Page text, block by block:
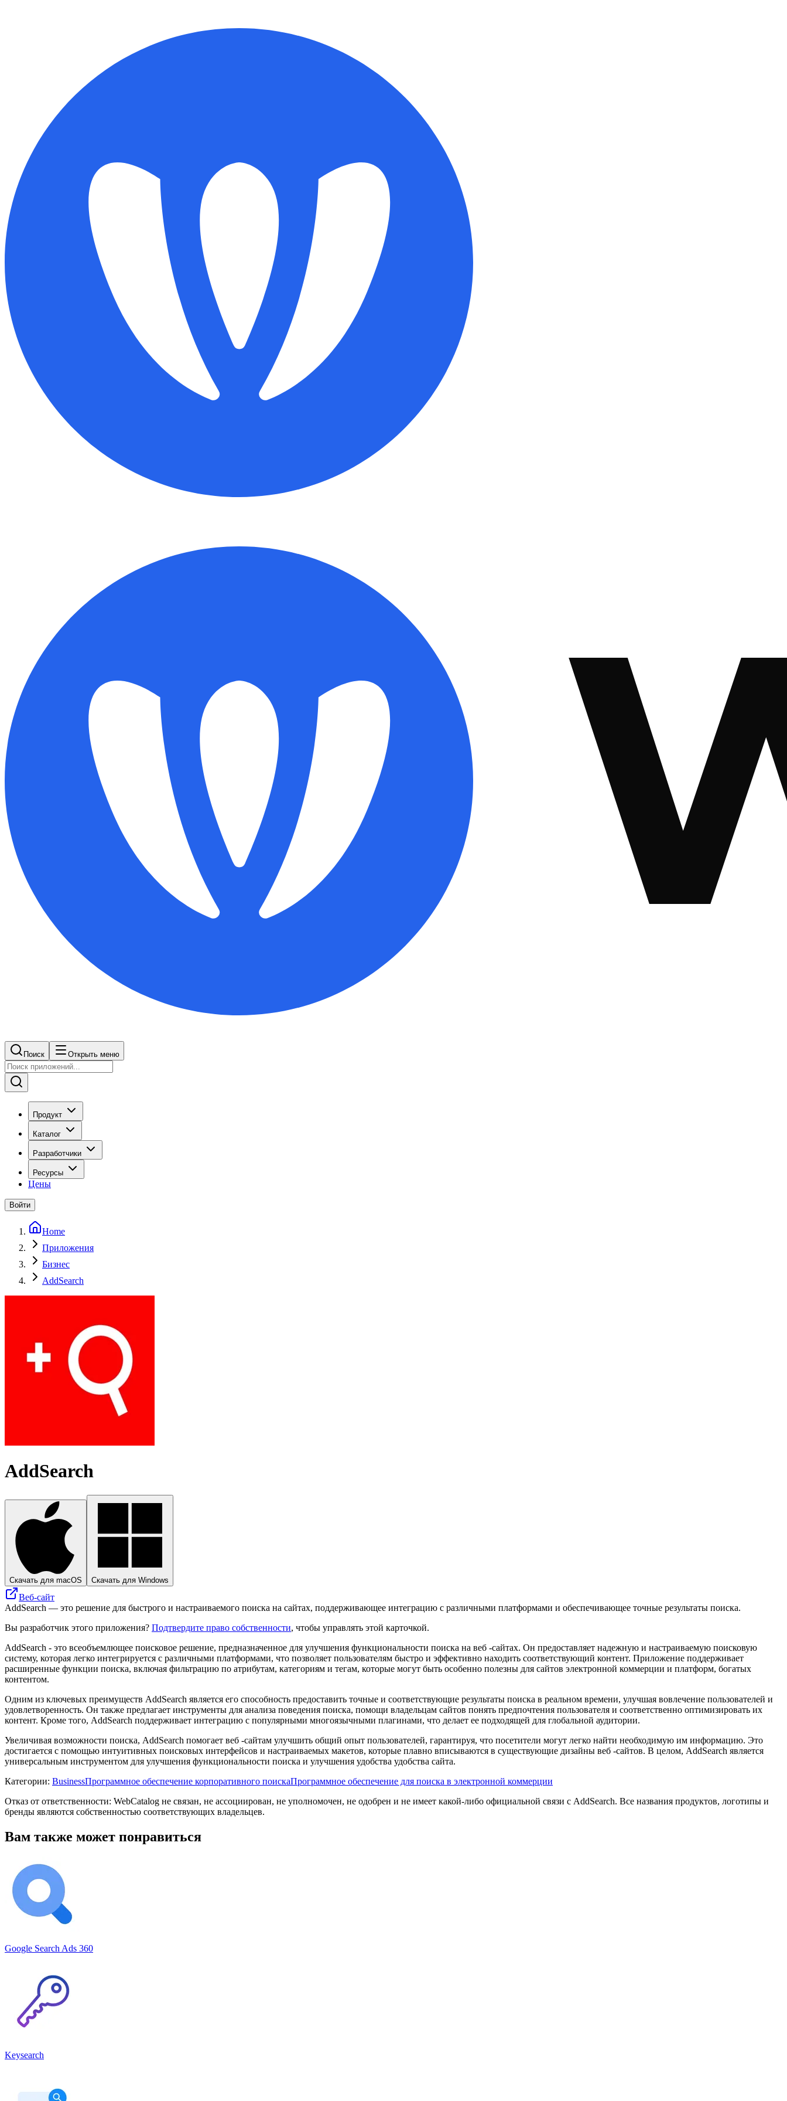
Поиск Открыть меню
Продукт
Каталог
Разработчики
Ресурсы
Цены
Войти
Home
Приложения
Бизнес
AddSearch
AddSearch
Скачать для macOS Скачать для Windows
Веб-сайт
AddSearch — это решение для быстрого и настраиваемого поиска на сайтах, поддерживающее интеграцию с различными платформами и обеспечивающее точные результаты поиска.
Вы разработчик этого приложения? Подтвердите право собственности, чтобы управлять этой карточкой.
AddSearch - это всеобъемлющее поисковое решение, предназначенное для улучшения функциональности поиска на веб -сайтах. Он предоставляет надежную и настраиваемую поисковую
систему, которая легко интегрируется с различными платформами, что позволяет пользователям быстро и эффективно находить соответствующий контент. Приложение поддерживает
расширенные функции поиска, включая фильтрацию по атрибутам, категориям и тегам, которые могут быть особенно полезны для сайтов электронной коммерции и платформ, богатых
контентом.
Одним из ключевых преимуществ AddSearch является его способность предоставить точные и соответствующие результаты поиска в реальном времени, улучшая вовлечение пользователей и
удовлетворенность. Он также предлагает инструменты для анализа поведения поиска, помощи владельцам сайтов понять предпочтения пользователя и соответственно оптимизировать их
контент. Кроме того, AddSearch поддерживает интеграцию с популярными многоязычными плагинами, что делает ее подходящей для глобальной аудитории.
Увеличивая возможности поиска, AddSearch помогает веб -сайтам улучшить общий опыт пользователей, гарантируя, что посетители могут легко найти необходимую им информацию. Это
достигается с помощью интуитивных поисковых интерфейсов и настраиваемых макетов, которые плавно вписываются в существующие дизайны веб -сайтов. В целом, AddSearch является
универсальным инструментом для улучшения функциональности поиска и улучшения удобства удобства сайта.
Категории: BusinessПрограммное обеспечение корпоративного поискаПрограммное обеспечение для поиска в электронной коммерции
Отказ от ответственности: WebCatalog не связан, не ассоциирован, не уполномочен, не одобрен и не имеет какой-либо официальной связи с AddSearch. Все названия продуктов, логотипы и
бренды являются собственностью соответствующих владельцев.
Вам также может понравиться
Google Search Ads 360
Keysearch